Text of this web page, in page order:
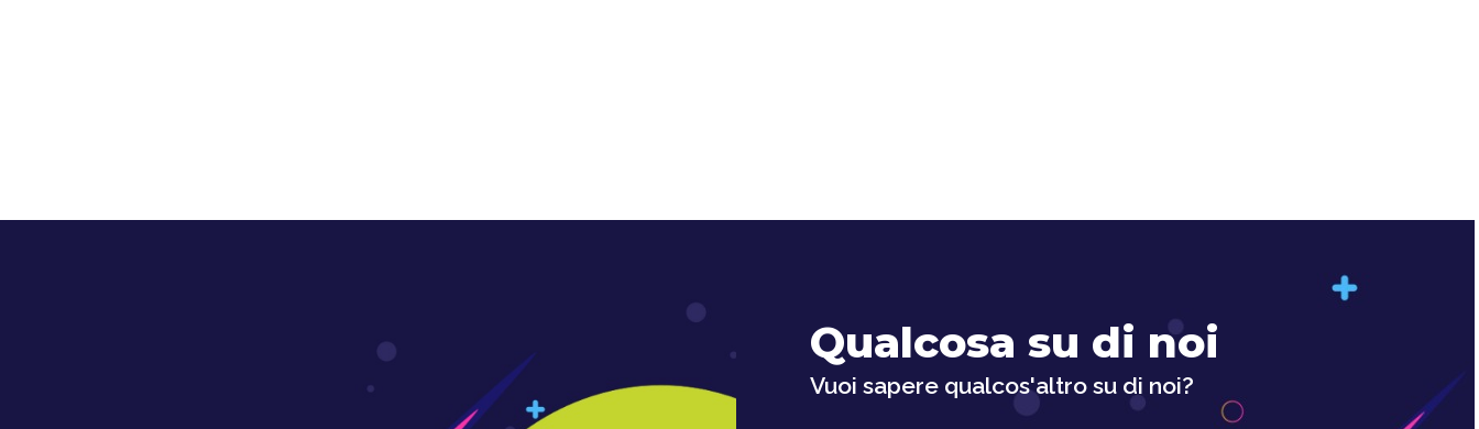
Qualcosa su di noi
Vuoi sapere qualcos'altro su di noi?